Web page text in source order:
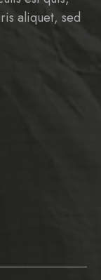
aliquet, sed